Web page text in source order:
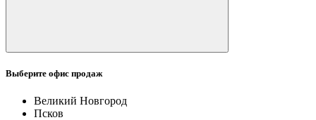
Выберите офис продаж
Великий Новгород
Псков